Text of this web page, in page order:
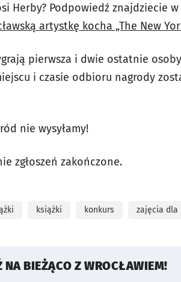
Herby? Podpowiedź znajdziecie
artystkę kocha „The New
pierwsza i dwie ostatnie
i czasie odbioru nagrody
nie wysyłamy!
zgłoszeń zakończone.
książki konkurs zajęcia dla
NA BIEŻĄCO Z WROCŁAWIEM!